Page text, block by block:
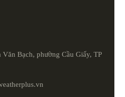
Văn Bạch, phường Cầu Giấy, TP